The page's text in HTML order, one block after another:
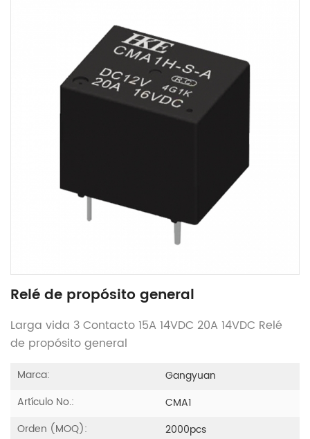
Relé de propósito general
Larga vida 3 Contacto 15A 14VDC 20A 14VDC Relé
de propósito general
Marca:
Gangyuan
Artículo No.:
CMA1
Orden (MOQ):
2000pcs